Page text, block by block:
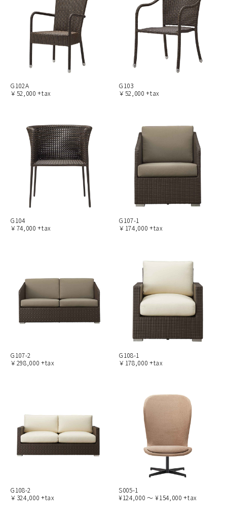
G102A
￥52,000 +tax
G103
￥52,000 +tax
G104
￥74,000 +tax
G107-1
￥174,000 +tax
G107-2
￥298,000 +tax
G108-1
￥178,000 +tax
G108-2
￥324,000 +tax
S005-1
¥124,000 ～ ¥154,000 +tax